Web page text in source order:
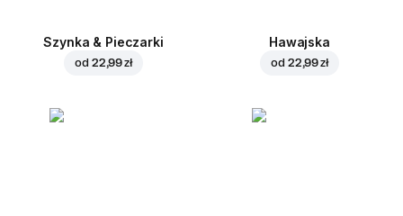
Szynka & Pieczarki
od 22,99 zł
Hawajska
od 22,99 zł